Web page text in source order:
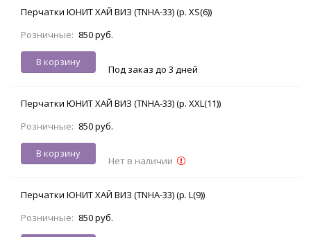
Перчатки ЮНИТ ХАЙ ВИЗ (TNHA-33) (р. XS(6))
Розничные: 850 руб.
В корзину
Под заказ до 3 дней
Перчатки ЮНИТ ХАЙ ВИЗ (TNHA-33) (р. XXL(11))
Розничные: 850 руб.
В корзину
Нет в наличии
Перчатки ЮНИТ ХАЙ ВИЗ (TNHA-33) (р. L(9))
Розничные: 850 руб.